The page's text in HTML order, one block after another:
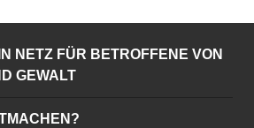
NETZ FÜR BETROFFENE VON
GEWALT